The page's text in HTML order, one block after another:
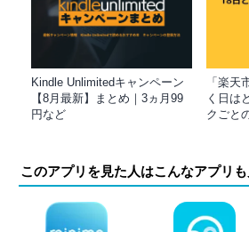
Kindle Unlimitedキャンペーン
【8月最新】まとめ｜3ヵ月99
円など
「楽天
く日は
クごと
このアプリを見た人はこんなアプリ